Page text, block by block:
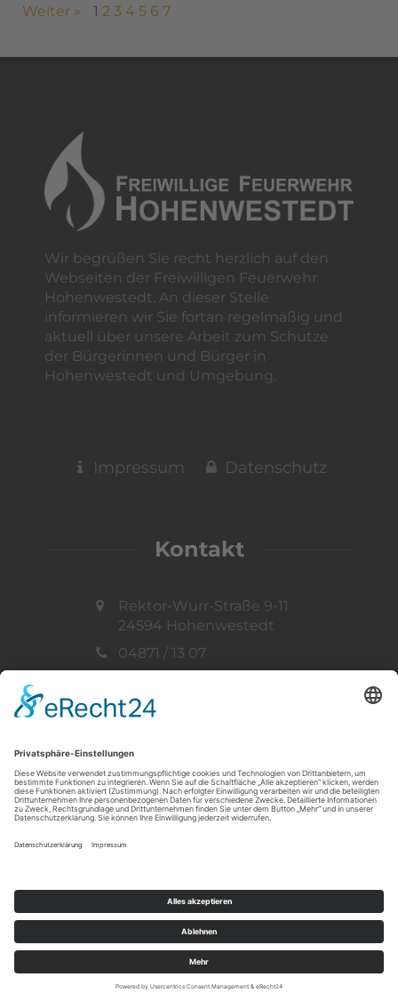
Weiter » 1 2 3 4 5 6 7
Wir begrüßen Sie recht herzlich auf den
Webseiten der Freiwilligen Feuerwehr
Hohenwestedt. An dieser Stelle
informieren wir Sie fortan regelmäßig und
aktuell über unsere Arbeit zum Schutze
der Bürgerinnen und Bürger in
Hohenwestedt und Umgebung.
Impressum Datenschutz
Kontakt
Rektor-Wurr-Straße 9-11
24594 Hohenwestedt
04871 / 13 07
Vertreten durch:
Thorsten Müller
Telefon: 04871 / 33 73
© 2019 - 2026 Freiwillige Feuerwehr
standardPlus GmbH | Ihr
Standard in Schleswig-Holstein